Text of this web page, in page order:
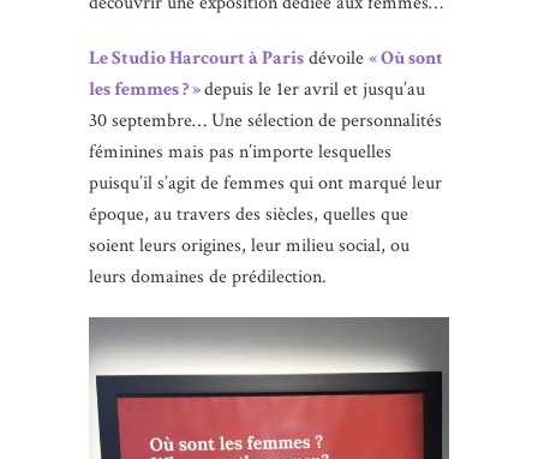
Le Studio Harcourt à Parisdévoile« Où sont
les femmes ? »depuis le 1er avril et jusqu’au
30 septembre… Une sélection de personnalités
féminines mais pas n’importe lesquelles
puisqu’il s’agit de femmes qui ont marqué leur
époque, au travers des siècles, quelles que
soient leurs origines, leur milieu social, ou
leurs domaines de prédilection.